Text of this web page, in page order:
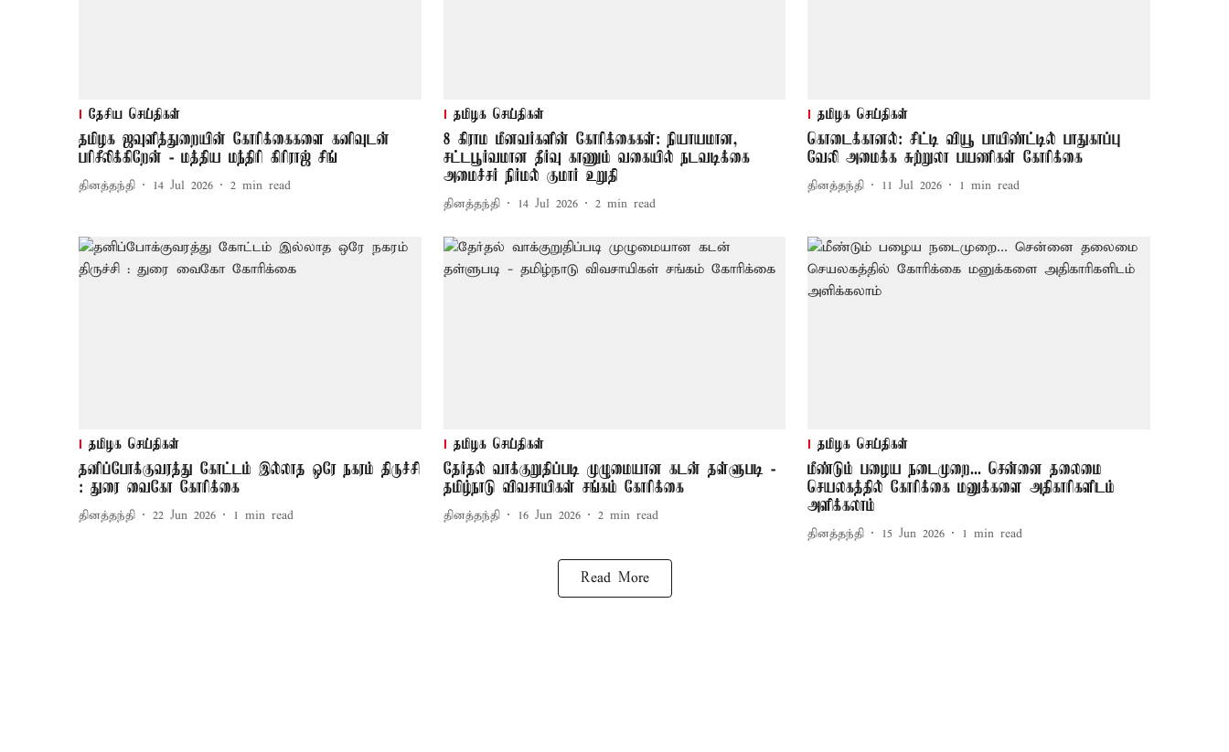
தேசிய செய்திகள்
தமிழக ஜவுளித்துறையின் கோரிக்கைகளை கனிவுடன்
பரிசீலிக்கிறேன் - மத்திய மந்திரி கிரிராஜ் சிங்
தினத்தந்தி 14 Jul 2026 2 min read
தமிழக செய்திகள்
8 கிராம மீனவர்களின் கோரிக்கைகள்: நியாயமான,
சட்டபூர்வமான தீர்வு காணும் வகையில் நடவடிக்கை
அமைச்சர் நிர்மல் குமார் உறுதி
தினத்தந்தி 14 Jul 2026 2 min read
தமிழக செய்திகள்
கொடைக்கானல்: சிட்டி வியூ பாயிண்ட்டில் பாதுகாப்பு
வேலி அமைக்க சுற்றுலா பயணிகள் கோரிக்கை
தினத்தந்தி 11 Jul 2026 1 min read
தமிழக செய்திகள்
தனிப்போக்குவரத்து கோட்டம் இல்லாத ஒரே நகரம் திருச்சி
: துரை வைகோ கோரிக்கை
தினத்தந்தி 22 Jun 2026 1 min read
தமிழக செய்திகள்
தேர்தல் வாக்குறுதிப்படி முழுமையான கடன் தள்ளுபடி -
தமிழ்நாடு விவசாயிகள் சங்கம் கோரிக்கை
தினத்தந்தி 16 Jun 2026 2 min read
தமிழக செய்திகள்
மீண்டும் பழைய நடைமுறை... சென்னை தலைமை
செயலகத்தில் கோரிக்கை மனுக்களை அதிகாரிகளிடம்
அளிக்கலாம்
தினத்தந்தி 15 Jun 2026 1 min read
Read More